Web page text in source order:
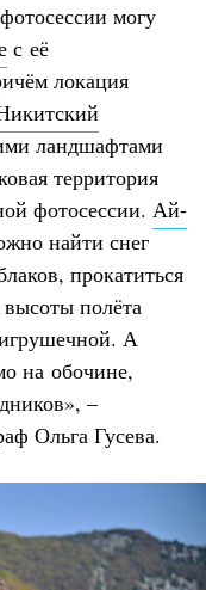
могу
с её
локация
ландшафтами
территория
фотосессии. Ай-
найти снег
прокатиться
полёта
А
на обочине,
–
Ольга Гусева.